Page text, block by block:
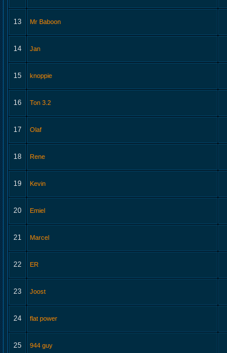
13 Mr Baboon
14 Jan
15 knoppie
16 Ton 3.2
17 Olaf
18 Rene
19 Kevin
20 Emiel
21 Marcel
22 ER
23 Joost
24 flat power
25 944 guy